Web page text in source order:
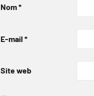
Nom*
E-mail *
Site web